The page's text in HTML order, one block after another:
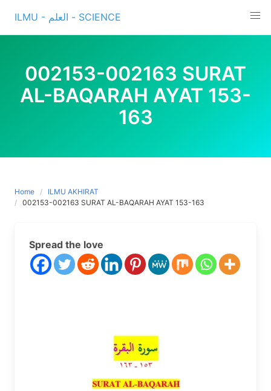
content
ILMU - العلم - SCIENCE
002153-002163 SURAT
AL-BAQARAH AYAT 153-
163
Home
ILMU AKHIRAT
002153-002163 SURAT AL-BAQARAH AYAT 153-163
Spread the love